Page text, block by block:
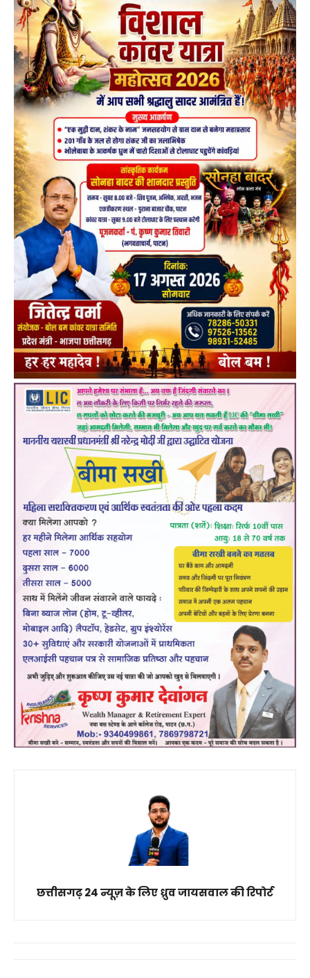
छत्तीसगढ़ 24 न्यूज़ के लिए ध्रुव जायसवाल की रिपोर्ट